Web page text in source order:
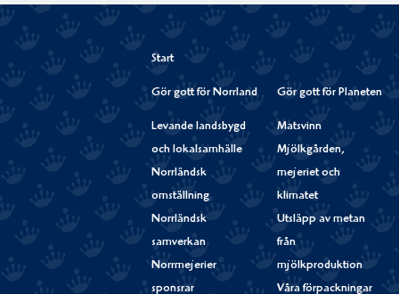
Start
Gör gott för Norrland
Levande landsbygd
och lokalsamhälle
Norrländsk
omställning
Norrländsk
samverkan
Norrmejerier
sponsrar
Gör gott för Planeten
Matsvinn
Mjölkgården,
mejeriet och
klimatet
Utsläpp av metan
från
mjölkproduktion
Våra förpackningar